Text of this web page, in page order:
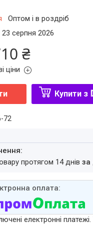
Оптом і в роздріб
серпня 2026
₴
ціни
Купити з
72
протягом 14 днів за
електронні